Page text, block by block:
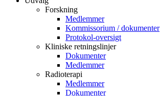
Forskning
Medlemmer
Kommissorium / dokumenter
Protokol-oversigt
Kliniske retningslinjer
Dokumenter
Medlemmer
Radioterapi
Medlemmer
Dokumenter